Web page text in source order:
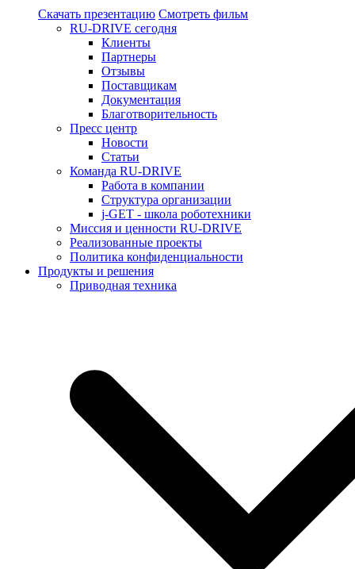
Скачать презентацию Смотреть фильм
RU-DRIVE сегодня
Клиенты
Партнеры
Отзывы
Поставщикам
Документация
Благотворительность
Пресс центр
Новости
Статьи
Команда RU-DRIVE
Работа в компании
Структура организации
j-GET - школа роботехники
Миссия и ценности RU-DRIVE
Реализованные проекты
Политика конфиденциальности
Продукты и решения
Приводная техника